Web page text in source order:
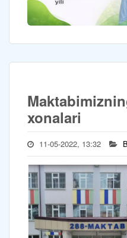
xonalari
11-05-2022, 13:32